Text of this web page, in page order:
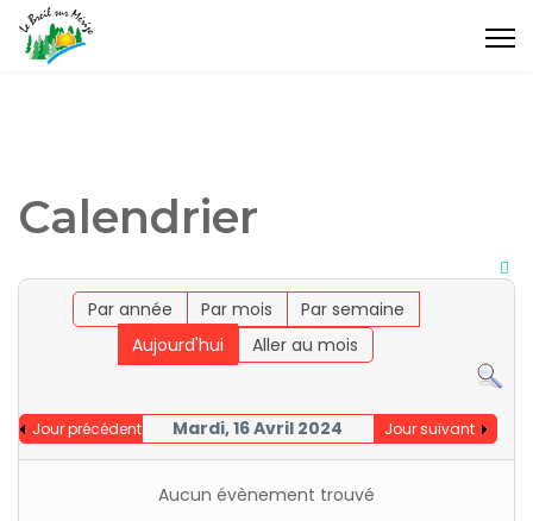
Calendrier
Par année Par mois
Par semaine
Aujourd'hui
Aller au mois
Jour précédent Mardi, 16 Avril 2024 Jour suivant
Aucun évènement trouvé